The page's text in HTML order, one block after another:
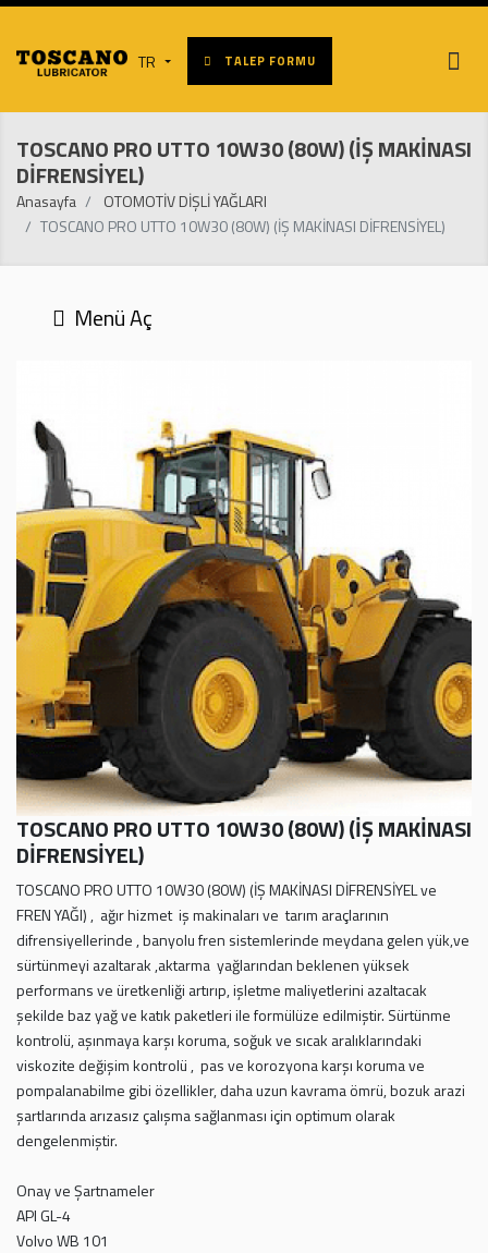
TR TALEP FORMU
TOSCANO PRO UTTO 10W30 (80W) (İŞ MAKİNASI
DİFRENSİYEL)
Anasayfa
OTOMOTİV DİŞLİ YAĞLARI
TOSCANO PRO UTTO 10W30 (80W) (İŞ MAKİNASI DİFRENSİYEL)
Menü Aç
TOSCANO PRO UTTO 10W30 (80W) (İŞ MAKİNASI
DİFRENSİYEL)
TOSCANO PRO UTTO 10W30 (80W) (İŞ MAKİNASI DİFRENSİYEL ve
FREN YAĞI) , ağır hizmet iş makinaları ve tarım araçlarının
difrensiyellerinde , banyolu fren sistemlerinde meydana gelen yük,ve
sürtünmeyi azaltarak ,aktarma yağlarından beklenen yüksek
performans ve üretkenliği artırıp, işletme maliyetlerini azaltacak
şekilde baz yağ ve katık paketleri ile formülüze edilmiştir. Sürtünme
kontrolü, aşınmaya karşı koruma, soğuk ve sıcak aralıklarındaki
viskozite değişim kontrolü , pas ve korozyona karşı koruma ve
pompalanabilme gibi özellikler, daha uzun kavrama ömrü, bozuk arazi
şartlarında arızasız çalışma sağlanması için optimum olarak
dengelenmiştir.
Onay ve Şartnameler
API GL-4
Volvo WB 101